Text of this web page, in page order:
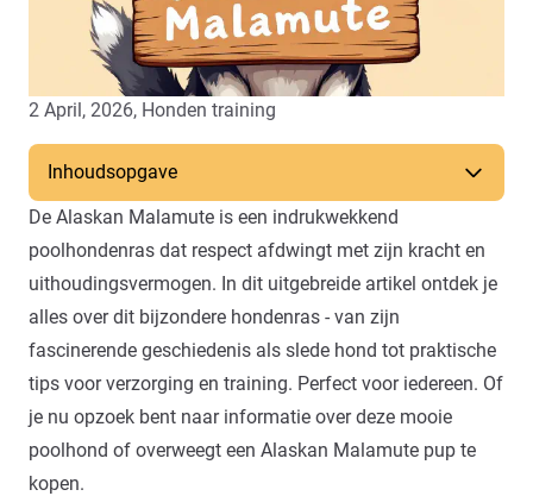
2 April, 2026, Honden training
Inhoudsopgave
De Alaskan Malamute is een indrukwekkend
poolhondenras dat respect afdwingt met zijn kracht en
uithoudingsvermogen. In dit uitgebreide artikel ontdek je
alles over dit bijzondere hondenras - van zijn
fascinerende geschiedenis als slede hond tot praktische
tips voor verzorging en training. Perfect voor iedereen. Of
je nu opzoek bent naar informatie over deze mooie
poolhond of overweegt een Alaskan Malamute pup te
kopen.